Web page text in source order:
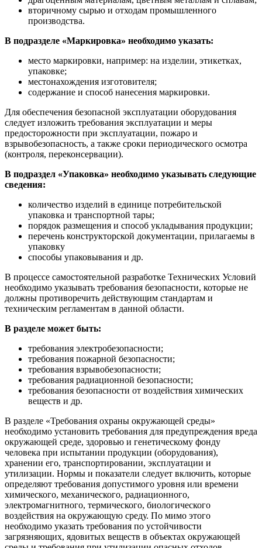
вторичному сырью и отходам промышленного
производства.
В подразделе «Маркировка» необходимо указать:
место маркировки, например: на изделии, этикетках,
упаковке;
местонахождения изготовителя;
содержание и способ нанесения маркировки.
Для обеспечения безопасной эксплуатации оборудования
следует изложить требования эксплуатации и меры
предосторожности при эксплуатации, пожаро и
взрывобезопасность, а также сроки периодического осмотра
(контроля, переконсервации).
В подраздел «Упаковка» необходимо указывать следующие
сведения:
количество изделий в единице потребительской
упаковка и транспортной тары;
порядок размещения и способ укладывания продукции;
перечень конструкторской документации, прилагаемы в
упаковку
способы упаковывания и др.
В процессе самостоятельной разработке Технических Условий
необходимо указывать требования безопасности, которые не
должны противоречить действующим стандартам и
техническим регламентам в данной области.
В разделе может быть:
требования электробезопасности;
требования пожарной безопасности;
требования взрывобезопасности;
требования радиационной безопасности;
требования безопасности от воздействия химических
веществ и др.
В разделе «Требования охраны окружающей среды»
необходимо установить требования для предупреждения вреда
окружающей среде, здоровью и генетическому фонду
человека при испытании продукции (оборудования),
хранении его, транспортировании, эксплуатации и
утилизации. Нормы и показатели следует включить, которые
определяют требования допустимого уровня или времени
химического, механического, радиационного,
электромагнитного, термического, биологического
воздействия на окружающую среду. По мимо этого
необходимо указать требования по устойчивости
загрязняющих, ядовитых веществ в объектах окружающей